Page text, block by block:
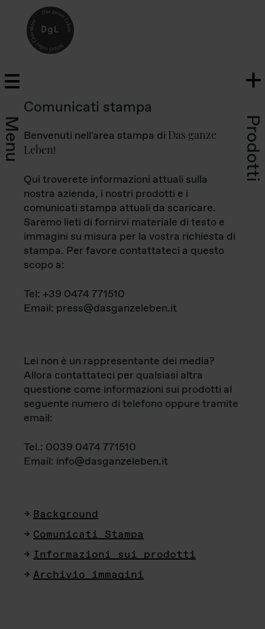
Menu Prodotti
Comunicati stampa
Benvenuti nell'area stampa di Das ganze
Leben!
Qui troverete informazioni attuali sulla
nostra azienda, i nostri prodotti e i
comunicati stampa attuali da scaricare.
Saremo lieti di fornirvi materiale di testo e
immagini su misura per la vostra richiesta di
stampa. Per favore contattateci a questo
scopo a:
Tel: +39 0474 771510
Email: press@dasganzeleben.it
Lei non è un rappresentante dei media?
Allora contattateci per qualsiasi altra
questione come informazioni sui prodotti al
seguente numero di telefono oppure tramite
email:
Tel.: 0039 0474 771510
Email: info@dasganzeleben.it
Background
Comunicati Stampa
Informazioni sui prodotti
Archivio immagini